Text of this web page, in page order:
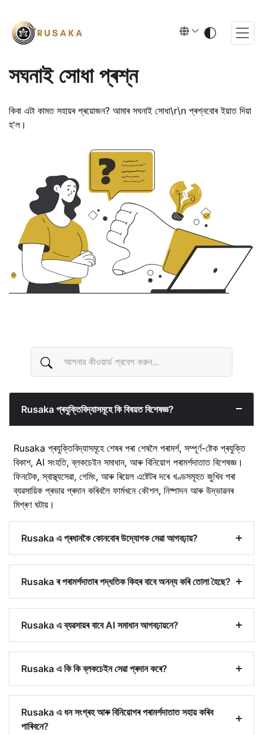
সঘনাই সোধা প্ৰশ্ন
কিবা এটা কামত সহায়ৰ প্ৰয়োজন? আমাৰ সঘনাই সোধা\r\n প্ৰশ্নবোৰ ইয়াত দিয়া
হ'ল।
Rusaka প্ৰযুক্তিবিদ্যাসমূহে কি বিষয়ত বিশেষজ্ঞ?
Rusaka প্ৰযুক্তিবিদ্যাসমূহে শেষৰ পৰা শেষলৈ পৰামৰ্শ, সম্পূৰ্ণ-ষ্টেক প্ৰযুক্তি
বিকাশ, AI সংহতি, ব্লকচেইন সমাধান, আৰু বিনিয়োগ পৰামৰ্শদাতাত বিশেষজ্ঞ।
ফিনটেক, স্বাস্থ্যসেৱা, গেমিং, আৰু ৰিয়েল এষ্টেটৰ দৰে খণ্ডসমূহত জুখিব পৰা
ব্যৱসায়িক প্ৰভাৱ প্ৰদান কৰিবলৈ ফাৰ্মখনে কৌশল, নিষ্পাদন আৰু উদ্ভাৱনৰ
মিশ্ৰণ ঘটায়।
Rusaka এ প্ৰধানকৈ কোনবোৰ উদ্যোগক সেৱা আগবঢ়ায়?
Rusaka ৰ পৰামৰ্শদাতাৰ পদ্ধতিক কিহৰ বাবে অনন্য কৰি তোলা হৈছে?
Rusaka এ ব্যৱসায়ৰ বাবে AI সমাধান আগবঢ়ায়নে?
Rusaka এ কি কি ব্লকচেইন সেৱা প্ৰদান কৰে?
Rusaka এ ধন সংগ্ৰহ আৰু বিনিয়োগৰ পৰামৰ্শদাতাত সহায় কৰিব
পাৰিবনে?